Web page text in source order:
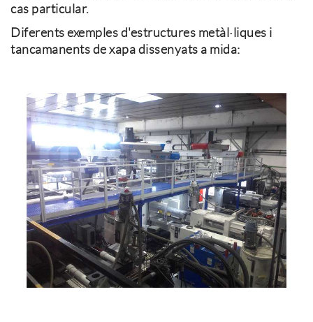
cas particular.
Diferents exemples d'estructures metàl·liques i
tancamanents de xapa dissenyats a mida: